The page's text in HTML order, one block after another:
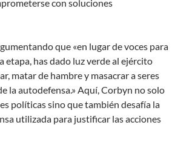
con soluciones
que «en lugar de voces para
etapa, has dado luz verde al ejército
matar de hambre y masacrar a seres
la autodefensa.» Aquí, Corbyn no solo
políticas sino que también desafía la
utilizada para justificar las acciones